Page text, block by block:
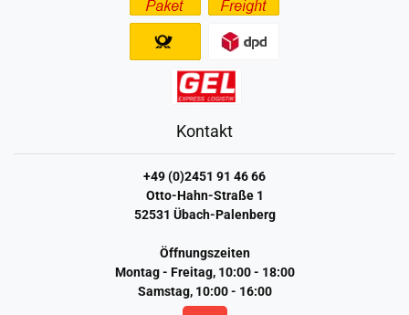
Kontakt
+49 (0)2451 91 46 66
Otto-Hahn-Straße 1
52531 Übach-Palenberg
Öffnungszeiten
Montag - Freitag, 10:00 - 18:00
Samstag, 10:00 - 16:00